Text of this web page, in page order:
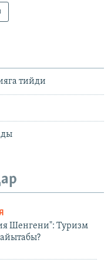
тийди
Шенгени": Туризм